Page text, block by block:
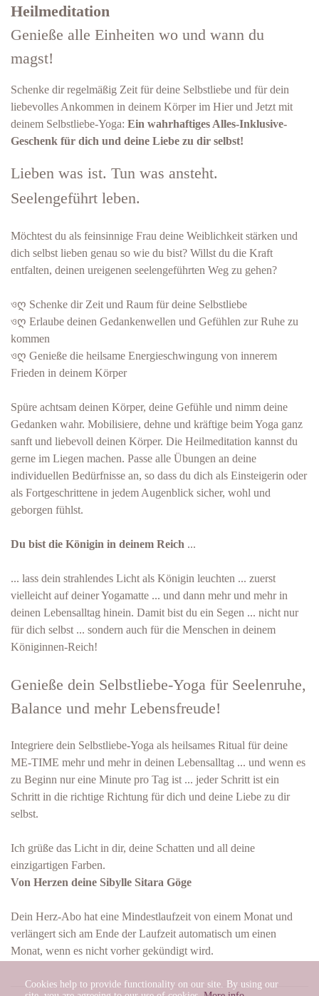
Heilmeditation
Genieße alle Einheiten wo und wann du
magst!
Schenke dir regelmäßig Zeit für deine Selbstliebe und für dein
liebevolles Ankommen in deinem Körper im Hier und Jetzt mit
deinem Selbstliebe-Yoga: Ein wahrhaftiges Alles-Inklusive-
Geschenk für dich und deine Liebe zu dir selbst!
Lieben was ist. Tun was ansteht.
Seelengeführt leben.
Möchtest du als feinsinnige Frau deine Weiblichkeit stärken und
dich selbst lieben genau so wie du bist? Willst du die Kraft
entfalten, deinen ureigenen seelengeführten Weg zu gehen?
ওღ Schenke dir Zeit und Raum für deine Selbstliebe
ওღ Erlaube deinen Gedankenwellen und Gefühlen zur Ruhe zu
kommen
ওღ Genieße die heilsame Energieschwingung von innerem
Frieden in deinem Körper
Spüre achtsam deinen Körper, deine Gefühle und nimm deine
Gedanken wahr. Mobilisiere, dehne und kräftige beim Yoga ganz
sanft und liebevoll deinen Körper. Die Heilmeditation kannst du
gerne im Liegen machen. Passe alle Übungen an deine
individuellen Bedürfnisse an, so dass du dich als Einsteigerin oder
als Fortgeschrittene in jedem Augenblick sicher, wohl und
geborgen fühlst.
Du bist die Königin in deinem Reich ...
... lass dein strahlendes Licht als Königin leuchten ... zuerst
vielleicht auf deiner Yogamatte ... und dann mehr und mehr in
deinen Lebensalltag hinein. Damit bist du ein Segen ... nicht nur
für dich selbst ... sondern auch für die Menschen in deinem
Königinnen-Reich!
Genieße dein Selbstliebe-Yoga für Seelenruhe,
Balance und mehr Lebensfreude!
Integriere dein Selbstliebe-Yoga als heilsames Ritual für deine
ME-TIME mehr und mehr in deinen Lebensalltag ... und wenn es
zu Beginn nur eine Minute pro Tag ist ... jeder Schritt ist ein
Schritt in die richtige Richtung für dich und deine Liebe zu dir
selbst.
Ich grüße das Licht in dir, deine Schatten und all deine
einzigartigen Farben.
Von Herzen deine Sibylle Sitara Göge
Dein Herz-Abo hat eine Mindestlaufzeit von einem Monat und
verlängert sich am Ende der Laufzeit automatisch um einen
Monat, wenn es nicht vorher gekündigt wird.
Cookies help to provide functionality on our site. By using our